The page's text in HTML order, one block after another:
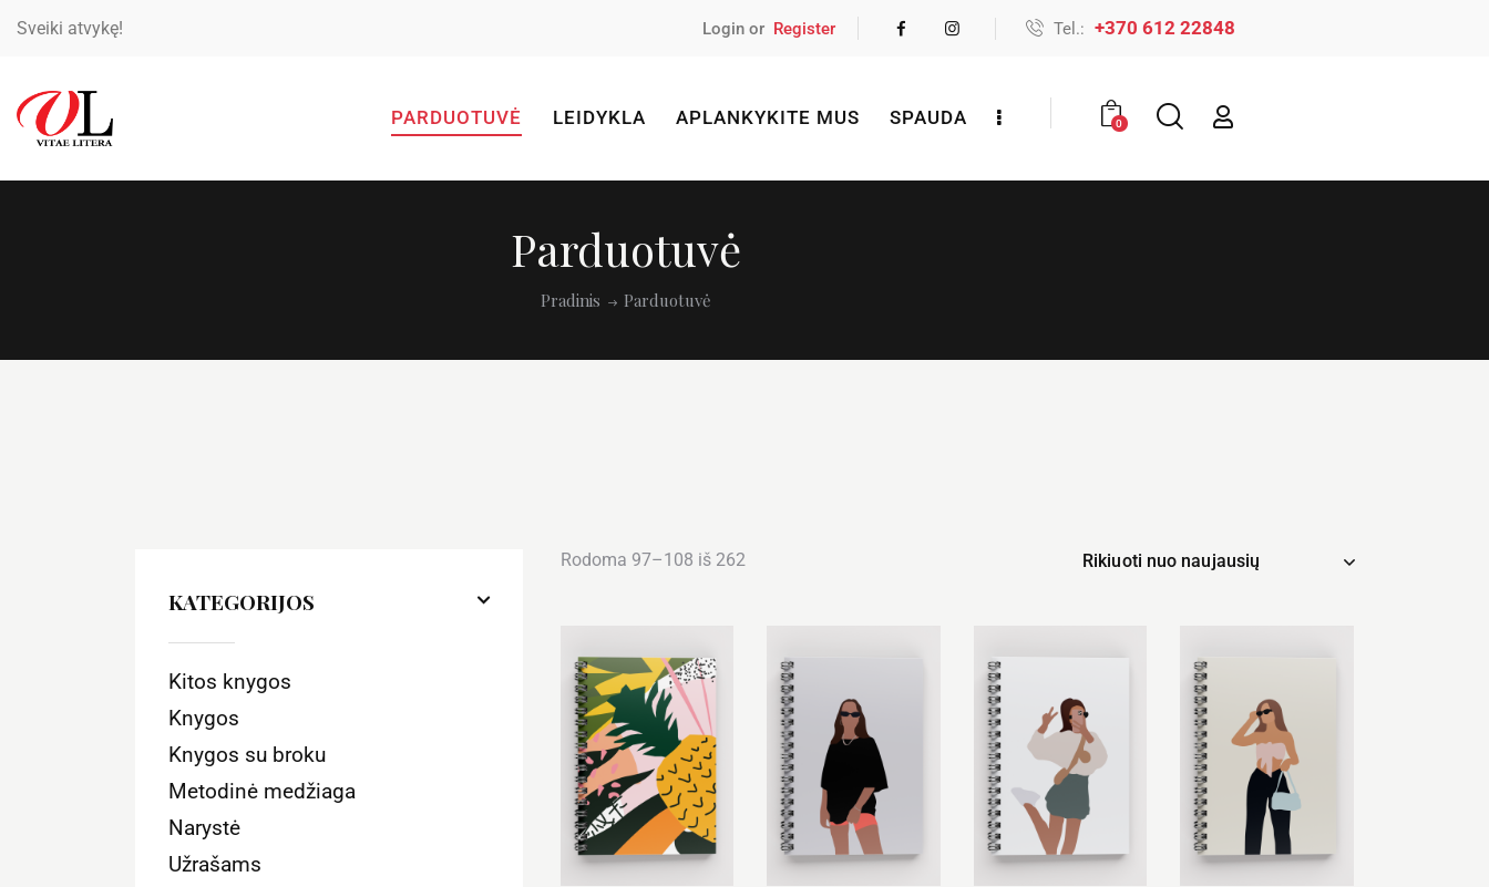
Sveiki atvykę! Login or Register Tel.: +370 612 22848
PARDUOTUVĖ LEIDYKLA APLANKYKITE MUS SPAUDA 0
Parduotuvė
Pradinis Parduotuvė
Rodoma 97–108 iš 262
KATEGORIJOS
Kitos knygos
Knygos
Knygos su broku
Metodinė medžiaga
Narystė
Užrašams